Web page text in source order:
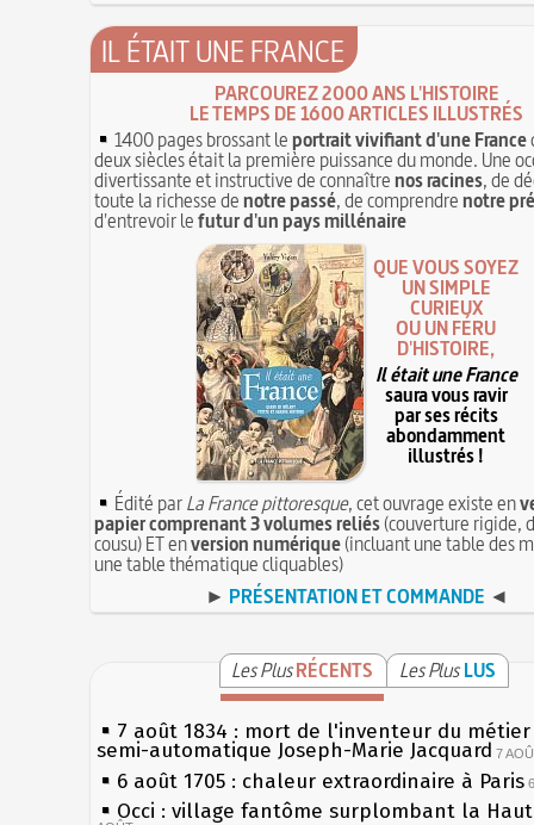
IL ÉTAIT UNE FRANCE
PARCOUREZ 2000 ANS L'HISTOIRE
LE TEMPS DE 1600 ARTICLES ILLUSTRÉS
1400 pages brossant leportrait vivifiant d'une France
deux siècles était la première puissance du monde. Une
divertissante et instructive de connaîtrenos racines, de
toute la richesse denotre passé, de comprendrenotre
d'entrevoir lefutur d'un pays millénaire
QUE VOUS SOYEZ
UN SIMPLE
CURIEUX
OU UN FÉRU
D'HISTOIRE,
Il était une France
saura vous ravir
par ses récits
abondamment
illustrés !
Édité parLa France pittoresque, cet ouvrage existe en
papier comprenant 3 volumes reliés(couverture rigide,
cousu) ET enversion numérique(incluant une table des
une table thématique cliquables)
► PRÉSENTATION ET COMMANDE ◄
Les PlusRÉCENTS Les Plus LUS
7 août 1834 : mort de l'inventeur du
semi-automatique Joseph-Marie Jacquard 7
6 août 1705 : chaleur extraordinaire à Paris
Occi : village fantôme surplombant la